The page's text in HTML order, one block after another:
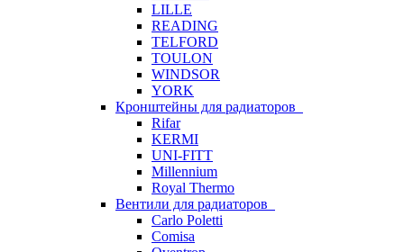
LILLE
READING
TELFORD
TOULON
WINDSOR
YORK
Кронштейны для радиаторов
Rifar
KERMI
UNI-FITT
Millennium
Royal Thermo
Вентили для радиаторов
Carlo Poletti
Comisa